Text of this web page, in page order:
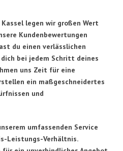
legen wir großen Wert
Kundenbewertungen
du einen verlässlichen
bei jedem Schritt deines
uns Zeit für eine
ein maßgeschneidertes
und
umfassenden Service
Leistungs-Verhältnis.